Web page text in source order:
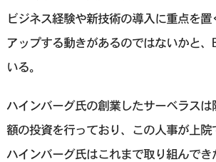
ビジネス経験や新技術の導入に重点を置
アップする動きがあるのではないかと
いる。
ハインバーグ氏の創業したサーベラス
額の投資を行っており、この人事が上院
ハインバーグ氏はこれまで取り組んで